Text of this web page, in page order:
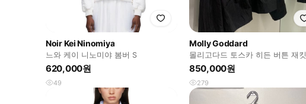
Noir Kei Ninomiya
느와 케이 니노미야 봄버 S
620,000원
49
Molly Goddard
몰리고다드 토스카 히든 버튼 재킷
850,000원
279